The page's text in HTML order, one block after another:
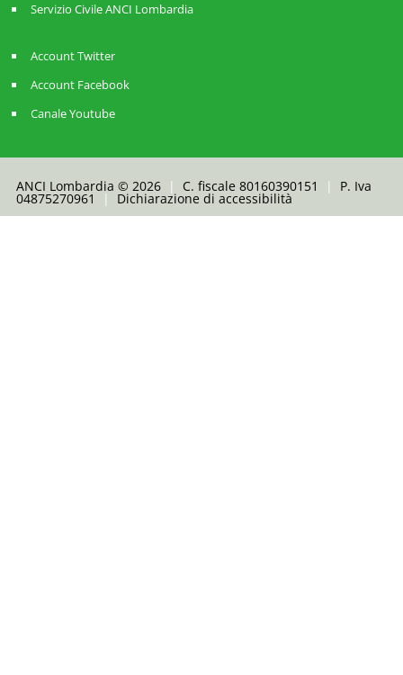
Servizio Civile ANCI Lombardia
Account Twitter
Account Facebook
Canale Youtube
ANCI Lombardia © 2026 | C. fiscale 80160390151 | P. Iva
04875270961 | Dichiarazione di accessibilità